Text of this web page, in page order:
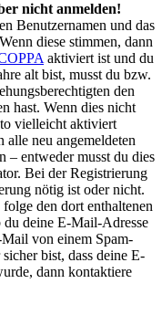
nicht anmelden!
Benutzernamen und das
diese stimmen, dann
aktiviert ist und du
alt bist, musst du bzw.
den
hast. Wenn dies nicht
vielleicht aktiviert
alle neu angemeldeten
– entweder musst du dies
Bei der Registrierung
nötig ist oder nicht.
den dort enthaltenen
deine E-Mail-Adresse
von einem Spam-
bist, dass deine E-
dann kontaktiere